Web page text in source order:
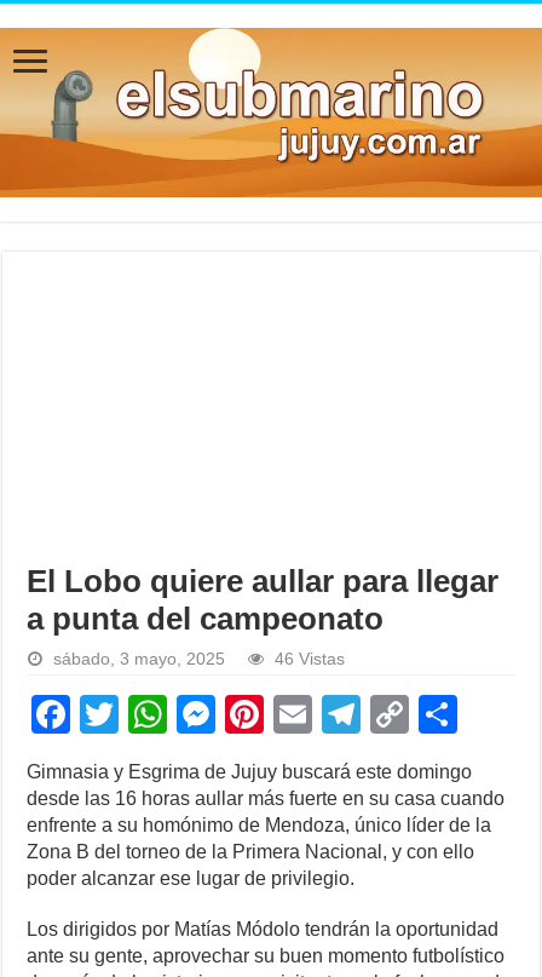
El Lobo quiere aullar para llegar
a punta del campeonato
sábado, 3 mayo, 2025 46 Vistas
F
c
e
b
o
T
wi
tt
er
W
h
at
s
A
p
M
e
ss
e
n
er
Pi
nt
er
e
st
E
m
ail
T
e
gr
a
C
p
y
Li
k
ar
e
Gimnasia y Esgrima de Jujuy buscará este domingo
desde las 16 horas aullar más fuerte en su casa cuando
enfrente a su homónimo de Mendoza, único líder de la
Zona B del torneo de la Primera Nacional, y con ello
poder alcanzar ese lugar de privilegio.
Los dirigidos por Matías Módolo tendrán la oportunidad
ante su gente, aprovechar su buen momento futbolístico